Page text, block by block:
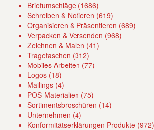
Briefumschläge (1686)
Schreiben & Notieren (619)
Organisieren & Präsentieren (689)
Verpacken & Versenden (968)
Zeichnen & Malen (41)
Tragetaschen (312)
Mobiles Arbeiten (77)
Logos (18)
Mailings (4)
POS-Materialien (75)
Sortimentsbroschüren (14)
Unternehmen (4)
Konformitätserklärungen Produkte (972)